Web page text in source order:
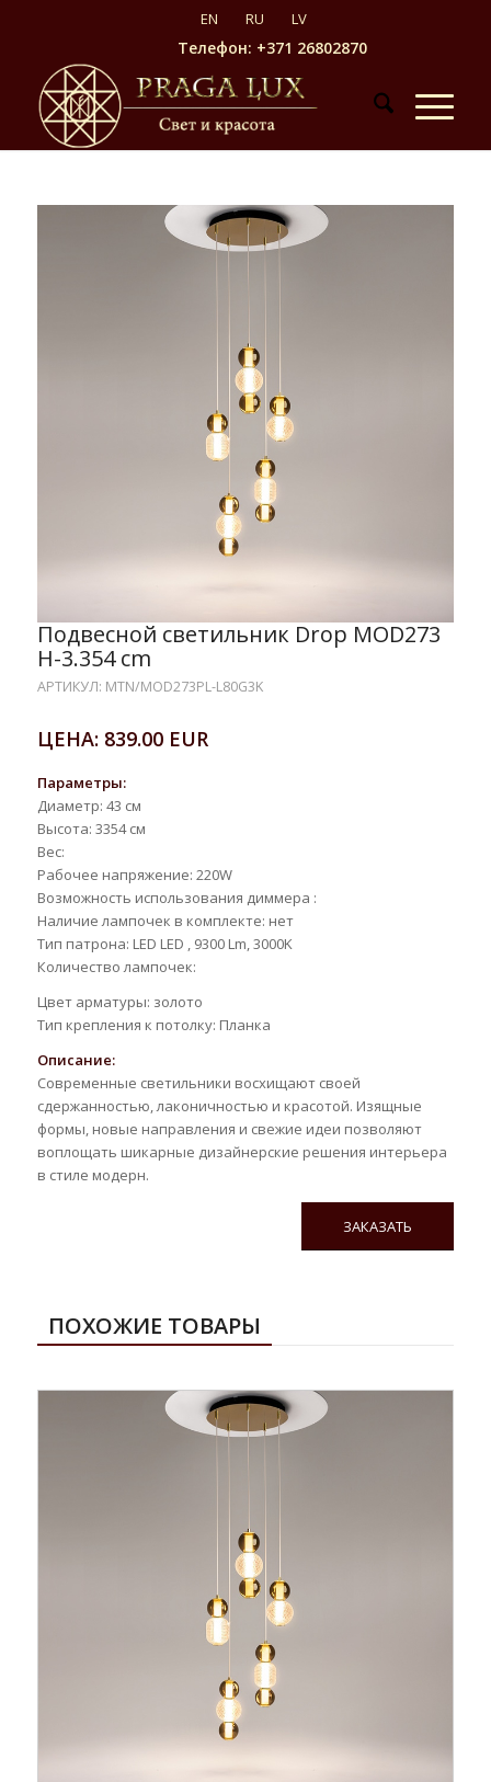
Телефон: +371 26802870
Подвесной светильник Drop MOD273
H-3.354 cm
АРТИКУЛ: MTN/MOD273PL-L80G3K
ЦЕНА: 839.00 EUR
Параметры:
Диаметр: 43 см
Высота: 3354 см
Вес:
Рабочее напряжение: 220W
Возможность использования диммера :
Наличие лампочек в комплекте: нет
Тип патрона: LED LED , 9300 Lm, 3000K
Количество лампочек:
Цвет арматуры: золото
Тип крепления к потолку: Планка
Описание:
Современные светильники восхищают своей
сдержанностью, лаконичностью и красотой. Изящные
формы, новые направления и свежие идеи позволяют
воплощать шикарные дизайнерские решения интерьера
в стиле модерн.
ЗАКАЗАТЬ
ПОХОЖИЕ ТОВАРЫ